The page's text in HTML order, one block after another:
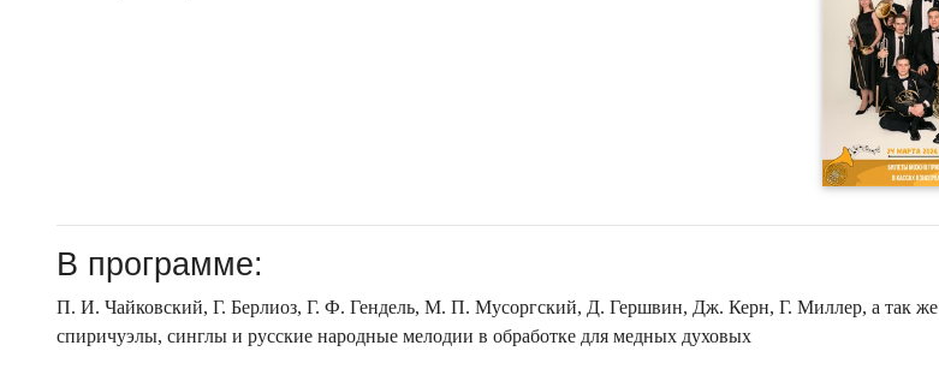
В программе:
П. И. Чайковский, Г. Берлиоз, Г. Ф. Гендель, М. П. Мусоргский, Д. Гершвин, Дж. Керн, Г. Миллер, а так же
спиричуэлы, синглы и русские народные мелодии в обработке для медных духовых